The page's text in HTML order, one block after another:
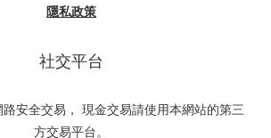
隱私政策
社交平台
安全交易， 現金交易請使用本網站的第三
方交易平台。